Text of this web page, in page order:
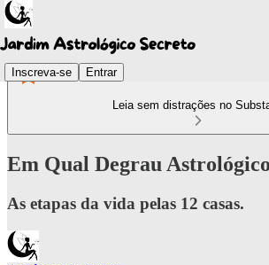
Inscreva-se Entrar
Leia sem distrações no
Em Qual Degrau
As etapas da vida pelas 12 casas.